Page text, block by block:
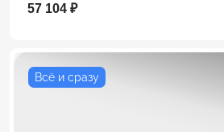
57 104 ₽
Всё и сразу